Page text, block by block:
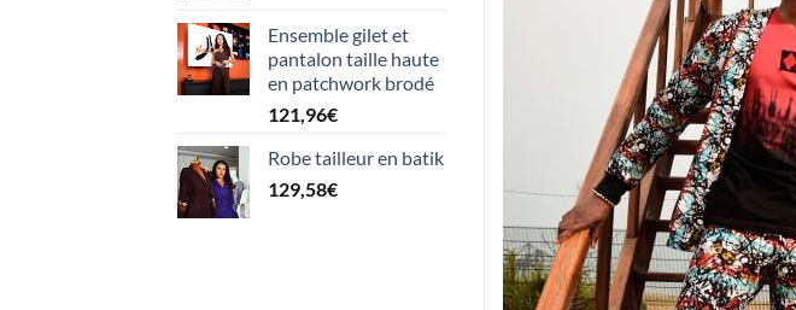
Ensemble gilet et
pantalon taille haute
en patchwork brodé
121,96€
Robe tailleur en batik
129,58€